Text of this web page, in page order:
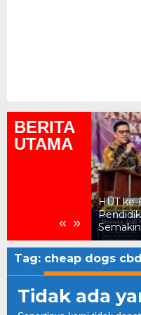
BERITA
UTAMA
« »
HUT
Tag: cheap dogs
Tidak ada